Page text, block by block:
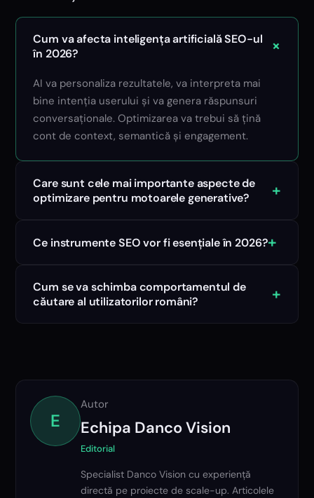
Cum va afecta inteligența artificială SEO-ul
în 2026?
+
AI va personaliza rezultatele, va interpreta mai
bine intenția userului și va genera răspunsuri
conversaționale. Optimizarea va trebui să țină
cont de context, semantică și engagement.
Care sunt cele mai importante aspecte de
optimizare pentru motoarele generative?
+
Ce instrumente SEO vor fi esențiale în 2026?+
Cum se va schimba comportamentul de
căutare al utilizatorilor români?
+
E
Autor
Echipa Danco Vision
Editorial
Specialist Danco Vision cu experiență
directă pe proiecte de scale-up. Articolele